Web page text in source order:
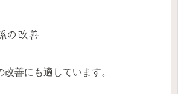
の改善
改善にも適しています。